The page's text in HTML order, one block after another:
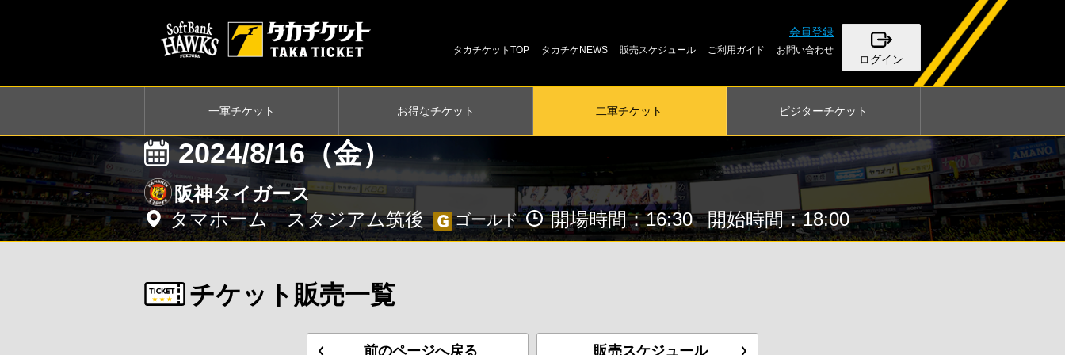
会員登録
ログイン
タカチケットTOP タカチケNEWS 販売スケジュール ご利用ガイド お問い合わせ
一軍チケット お得なチケット 二軍チケット ビジターチケット
2024/8/16（金）
阪神タイガース
タマホーム スタジアム筑後
ゴールド 開場時間：16:30 開始時間：18:00
チケット販売一覧
前のページへ戻る 販売スケジュール